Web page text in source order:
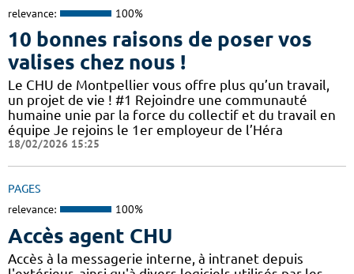
relevance: 100%
10 bonnes raisons de poser vos
valises chez nous !
Le CHU de Montpellier vous offre plus qu’un travail,
un projet de vie ! #1 Rejoindre une communauté
humaine unie par la force du collectif et du travail en
équipe Je rejoins le 1er employeur de l’Héra
18/02/2026 15:25
PAGES
relevance: 100%
Accès agent CHU
Accès à la messagerie interne, à intranet depuis